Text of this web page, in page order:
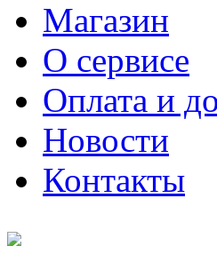
Магазин
О cервисе
Оплата и
Новости
Контакты